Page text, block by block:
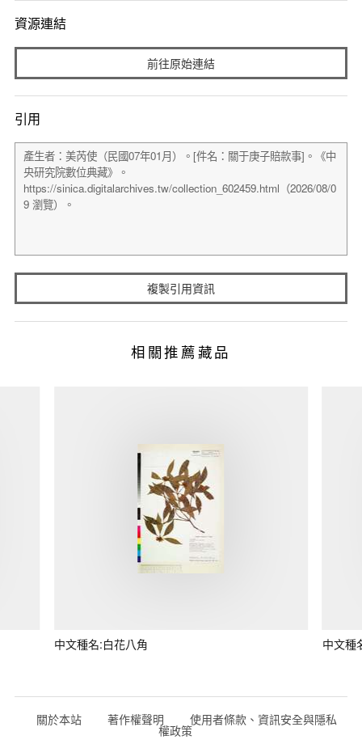
資源連結
前往原始連結
引用
複製引用資訊
相關推薦藏品
中文種名:白花八角 中文種
關於本站 著作權聲明 使用者條款、資訊安全與隱私
權政策